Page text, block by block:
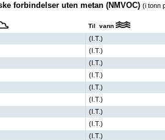
forbindelser uten metan (NMVOC) (i tonn
Til vann
(I.T.)
(I.T.)
(I.T.)
(I.T.)
(I.T.)
(I.T.)
(I.T.)
(I.T.)
(I.T.)